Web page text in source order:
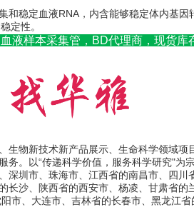
和稳定血液RNA，内含能够稳定体内基
定性。
液样本采集管，BD代理商，现货库
生物新技术新产品展示、生命科学领域项
。以“传递科学价值，服务科学研究"为
圳市、珠海市、江西省的南昌市、四川
沙、陕西省的西安市、杨凌、甘肃省的
市、大连市、吉林省的长春市、黑龙江